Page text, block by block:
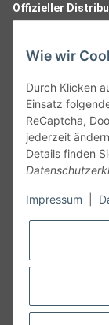
Offizieller
Follow Us
Widerruf
Vertrag
Wie wir
Durch Klicken
Einsatz
ReCaptcha,
jederzeit
Details finden
Impressum